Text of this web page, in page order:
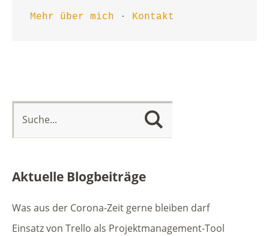
Mehr über mich · Kontakt
Aktuelle Blogbeiträge
Was aus der Corona-Zeit gerne bleiben darf
Einsatz von Trello als Projektmanagement-Tool